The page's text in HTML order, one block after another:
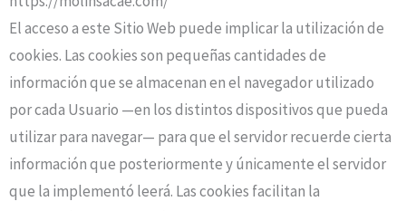
El acceso a este Sitio Web puede implicar la utilización de
cookies. Las cookies son pequeñas cantidades de
información que se almacenan en el navegador utilizado
por cada Usuario —en los distintos dispositivos que pueda
utilizar para navegar— para que el servidor recuerde cierta
información que posteriormente y únicamente el servidor
que la implementó leerá. Las cookies facilitan la